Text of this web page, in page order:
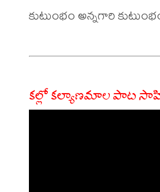
కుటుంభం అన్నగారి
కల్లో కల్యాణమాల పాట